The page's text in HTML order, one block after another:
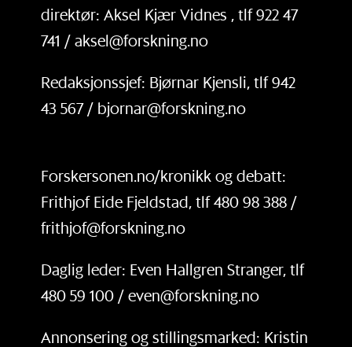
direktør: Aksel Kjær Vidnes , tlf 922 47
741 / aksel@forskning.no
Redaksjonssjef: Bjørnar Kjensli, tlf 942
43 567 / bjornar@forskning.no
Forskersonen.no/kronikk og debatt:
Frithjof Eide Fjeldstad, tlf 480 98 388 /
frithjof@forskning.no
Daglig leder: Even Hallgren Stranger, tlf
480 59 100 / even@forskning.no
Annonsering og stillingsmarked: Kristin